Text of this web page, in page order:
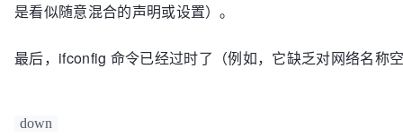
是看似随意混合的声明或设置）。
最后，ifconfig 命令已经过时了（例如，它缺乏对网络名称
down